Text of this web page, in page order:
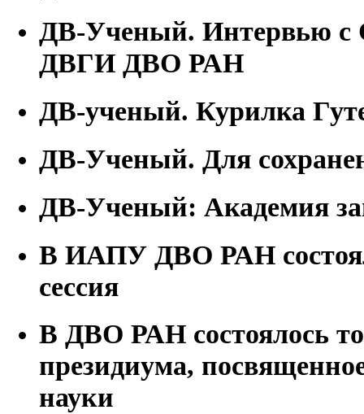
ДВ-Ученый. Интервью с
ДВГИ ДВО РАН
ДВ-ученый. Курилка
ДВ-Ученый. Для
ДВ-Ученый: Академия
В ИАПУ ДВО РАН
сессия
В ДВО РАН состоялось
президиума,
науки